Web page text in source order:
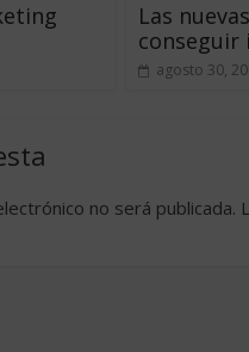
Las
conseguir
agosto 30,
no será publicada.